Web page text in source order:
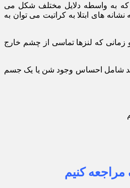
که به واسطه دلایل مختلف شکل می
های ابتلا به کراتیت می توان به
که لنزها تماسی از چشم خارج
شامل احساس وجود شن یا یک جسم
کنیم